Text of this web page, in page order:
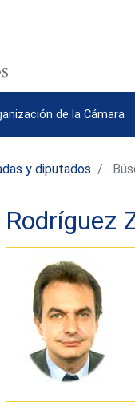
de la Cámara
y diputados
Rodríguez